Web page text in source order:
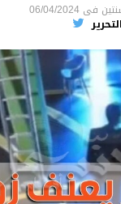
فى 06/04/2024